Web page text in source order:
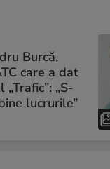
Burcă,
care a dat
„S-
lucrurile”